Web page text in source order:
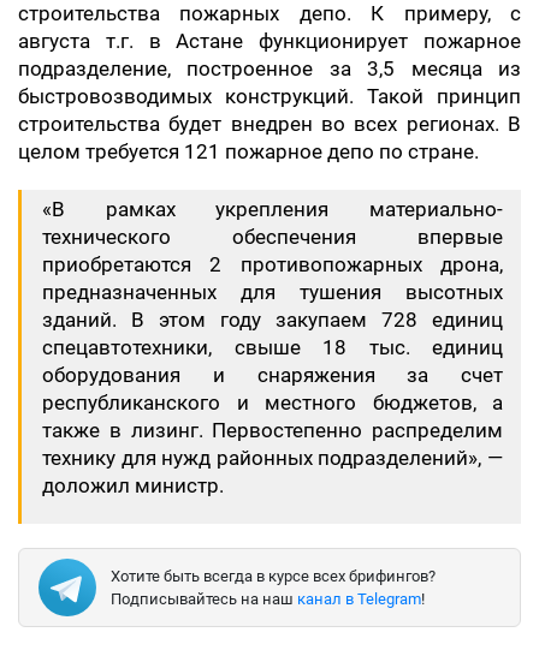
строительства пожарных депо. К примеру, с
августа т.г. в Астане функционирует пожарное
подразделение, построенное за 3,5 месяца из
быстровозводимых конструкций. Такой принцип
строительства будет внедрен во всех регионах. В
целом требуется 121 пожарное депо по стране.
«В рамках укрепления материально-
технического обеспечения впервые
приобретаются 2 противопожарных дрона,
предназначенных для тушения высотных
зданий. В этом году закупаем 728 единиц
спецавтотехники, свыше 18 тыс. единиц
оборудования и снаряжения за счет
республиканского и местного бюджетов, а
также в лизинг. Первостепенно распределим
технику для нужд районных подразделений», —
доложил министр.
Хотите быть всегда в курсе всех брифингов?
Подписывайтесь на наш канал в Telegram!